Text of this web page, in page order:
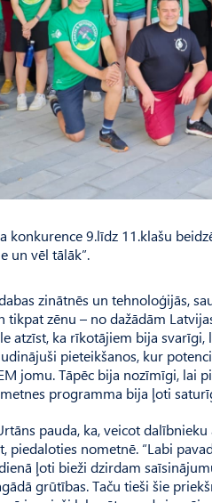
konkurence 9.līdz 11.klašu
un vēl tālāk”.
zinātnēs un tehnoloģijās,
tikpat zēnu – no dažādām
atzīst, ka rīkotājiem bija
pieteikšanos, kur
jomu. Tāpēc bija nozīmīgi, lai
programma bija ļoti
pauda, ka, veicot
piedaloties nometnē. “Labi
ļoti bieži dzirdam
grūtības. Taču tieši šie